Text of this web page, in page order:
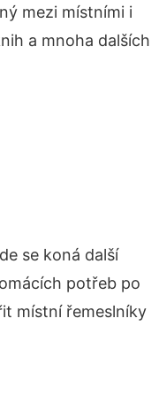
mezi místními i
a mnoha dalších
se koná další
potřeb po
místní řemeslníky